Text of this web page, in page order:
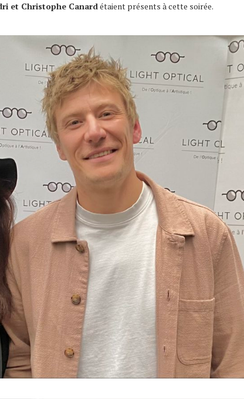
et Christophe Canardétaient présents à cette soirée.